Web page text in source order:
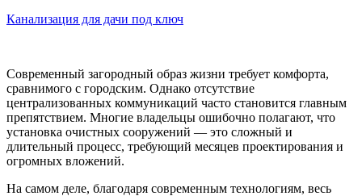
Канализация для дачи под ключ
Современный загородный образ жизни требует комфорта,
сравнимого с городским. Однако отсутствие
централизованных коммуникаций часто становится главным
препятствием. Многие владельцы ошибочно полагают, что
установка очистных сооружений — это сложный и
длительный процесс, требующий месяцев проектирования и
огромных вложений.
На самом деле, благодаря современным технологиям, весь